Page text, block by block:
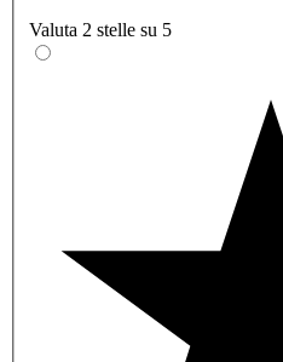
Valuta 2 stelle su 5